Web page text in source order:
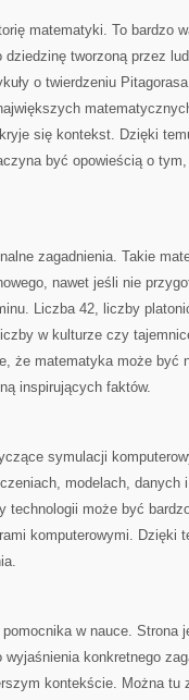
matematyki. To bardzo
tworzoną przez
o twierdzeniu
się kontekst. Dzięki
być opowieścią o
zagadnienia. Takie
nawet jeśli nie
Liczba 42, liczby
w kulturze czy
że matematyka może być
inspirujących faktów.
symulacji
modelach, danych
technologii może być
komputerowymi. Dzięki
w nauce. Strona
konkretnego
kontekście. Można tu